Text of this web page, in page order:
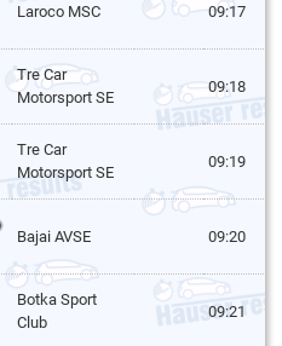
Laroco MSC 09:17
Tre Car
Motorsport SE
09:18
Tre Car
Motorsport SE
09:19
Bajai AVSE 09:20
Botka Sport
Club
09:21